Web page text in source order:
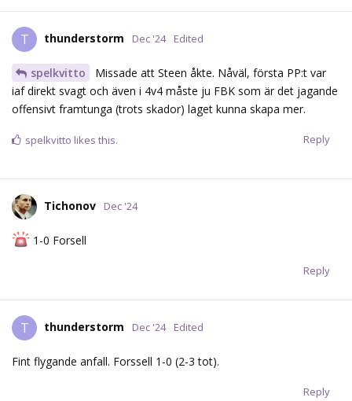
T thunderstorm Dec '24 Edited
spelkvitto
Missade att Steen åkte. Nåväl, första PP:t var
iaf direkt svagt och även i 4v4 måste ju FBK som är det jagande
offensivt framtunga (trots skador) laget kunna skapa mer.
Reply
spelkvitto likes this.
Tichonov Dec '24
1-0 Forsell
Reply
T thunderstorm Dec '24 Edited
Fint flygande anfall. Forssell 1-0 (2-3 tot).
Reply